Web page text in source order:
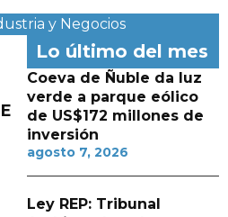
y Negocios
Lo último del mes
Coeva de Ñuble da luz
verde a parque eólico
de US$172 millones de
inversión
agosto 7, 2026
Ley REP: Tribunal